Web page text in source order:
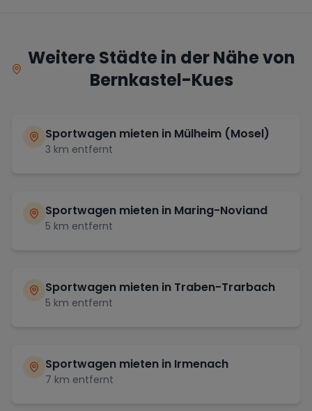
Weitere Städte in der Nähe von
Bernkastel-Kues
Sportwagen mieten in Mülheim (Mosel)
3 km entfernt
Sportwagen mieten in Maring-Noviand
5 km entfernt
Sportwagen mieten in Traben-Trarbach
5 km entfernt
Sportwagen mieten in Irmenach
7 km entfernt